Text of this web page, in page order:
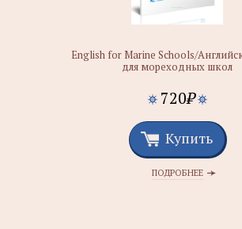
English for Marine Schools/
для мореходных школ
720₽
Купить
ПОДРОБНЕЕ